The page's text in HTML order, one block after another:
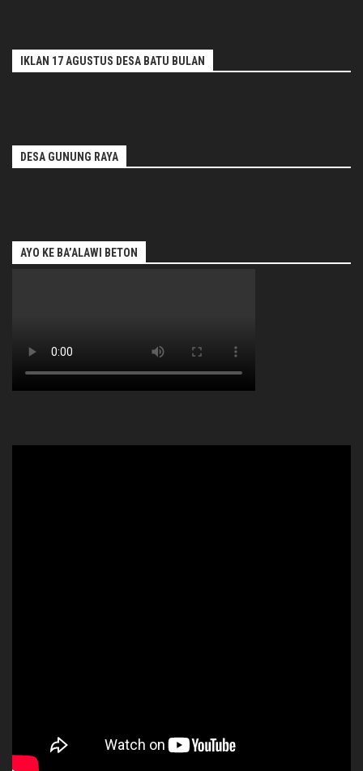
IKLAN 17 AGUSTUS DESA BATU BULAN
DESA GUNUNG RAYA
AYO KE BA’ALAWI BETON